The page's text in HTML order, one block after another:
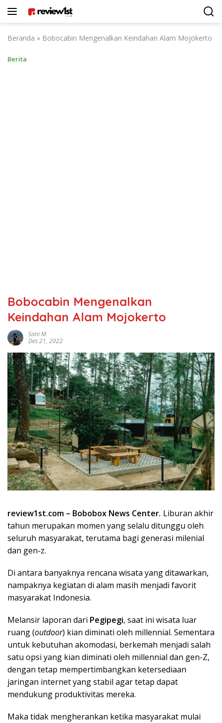
Beranda » Bobocabin Mengenalkan Keindahan Alam Mojokerto
Berita
Bobocabin Mengenalkan
Keindahan Alam Mojokerto
Sani M
Des 21, 2022
review1st.com – Bobobox News Center. Liburan akhir
tahun merupakan momen yang selalu ditunggu oleh
seluruh masyarakat, terutama bagi generasi milenial
dan gen-z.
Di antara banyaknya rencana wisata yang ditawarkan,
nampaknya kegiatan di alam masih menjadi favorit
masyarakat Indonesia.
Melansir laporan dari Pegipegi, saat ini wisata luar
ruang (outdoor) kian diminati oleh millennial. Sementara
untuk kebutuhan akomodasi, berkemah menjadi salah
satu opsi yang kian diminati oleh millennial dan gen-Z,
dengan tetap mempertimbangkan ketersediaan
jaringan internet yang stabil agar tetap dapat
mendukung produktivitas mereka.
Maka tidak mengherankan ketika masyarakat mulai